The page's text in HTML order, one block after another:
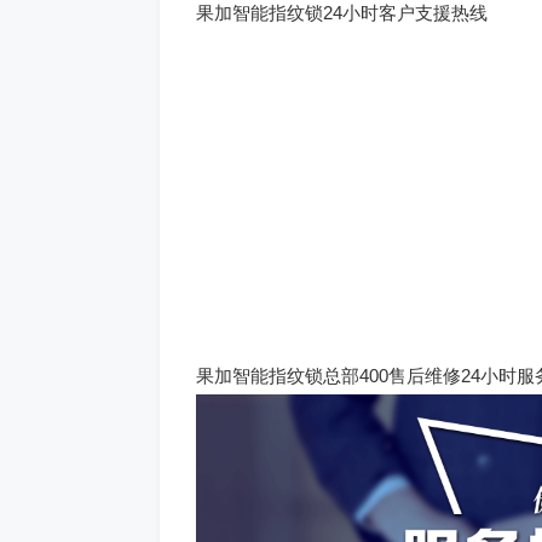
果加智能指纹锁24小时客户支援热线
果加智能指纹锁总部400售后维修24小时服